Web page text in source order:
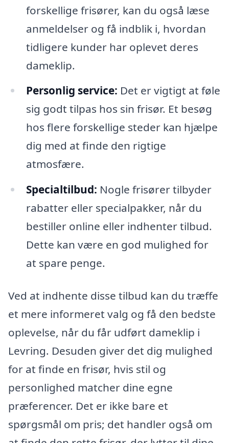
forskellige frisører, kan du også læse
anmeldelser og få indblik i, hvordan
tidligere kunder har oplevet deres
dameklip.
Personlig service: Det er vigtigt at føle
sig godt tilpas hos sin frisør. Et besøg
hos flere forskellige steder kan hjælpe
dig med at finde den rigtige
atmosfære.
Specialtilbud: Nogle frisører tilbyder
rabatter eller specialpakker, når du
bestiller online eller indhenter tilbud.
Dette kan være en god mulighed for
at spare penge.
Ved at indhente disse tilbud kan du træffe
et mere informeret valg og få den bedste
oplevelse, når du får udført dameklip i
Levring. Desuden giver det dig mulighed
for at finde en frisør, hvis stil og
personlighed matcher dine egne
præferencer. Det er ikke bare et
spørgsmål om pris; det handler også om